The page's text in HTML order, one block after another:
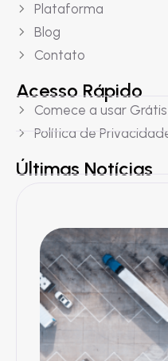
Plataforma
Blog
Contato
Acesso Rápido
Comece a usar Grátis
Política de
Últimas Notícias